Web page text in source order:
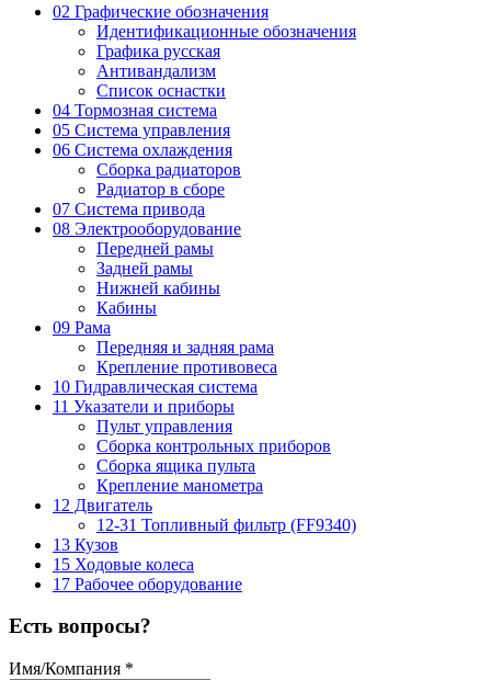
02 Графические обозначения
Идентификационные обозначения
Графика русская
Антивандализм
Список оснастки
04 Тормозная система
05 Система управления
06 Система охлаждения
Сборка радиаторов
Радиатор в сборе
07 Система привода
08 Электрооборудование
Передней рамы
Задней рамы
Нижней кабины
Кабины
09 Рама
Передняя и задняя рама
Крепление противовеса
10 Гидравлическая система
11 Указатели и приборы
Пульт управления
Сборка контрольных приборов
Сборка ящика пульта
Крепление манометра
12 Двигатель
12-31 Топливный фильтр (FF9340)
13 Кузов
15 Ходовые колеса
17 Рабочее оборудование
Есть вопросы?
Имя/Компания *